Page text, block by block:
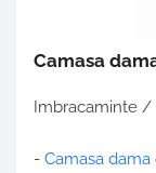
Camasa
Imbracaminte /
- Camasa dama